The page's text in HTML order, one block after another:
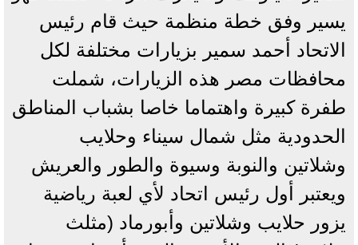
يسير وفق خطة منظمة حيث قام رئيس
الاتحاد أحمد سمير بزيارات مختلفة لكل
محافظات مصر هذه الزيارات، شملت
طفرة كبيرة واهتماما خاصا بشباب المناطق
الحدودية مثل شمال سيناء وحلايب
وشلاتين والنوبة وسيوة والطور والعريش
ويعتبر أول رئيس اتحاد لأي لعبة رياضية
يزور حلايب وشلاتين وأبورماد (مثلث